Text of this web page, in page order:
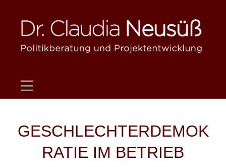
content
GESCHLECHTERDEMOK
RATIE IM BETRIEB
Beitragsnavigation